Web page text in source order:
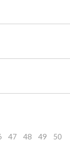
47 48 49 50